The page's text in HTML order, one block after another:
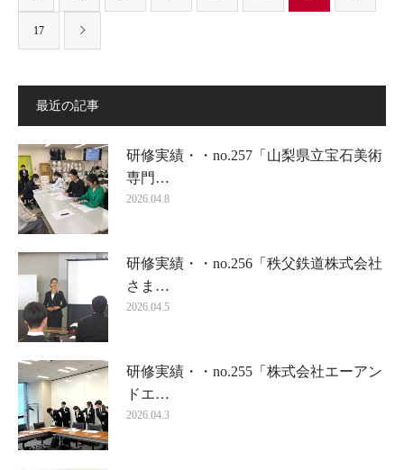
17
最近の記事
研修実績・・no.257「山梨県立宝石美術
専門…
2026.04.8
研修実績・・no.256「秩父鉄道株式会社
さま…
2026.04.5
研修実績・・no.255「株式会社エーアン
ドエ…
2026.04.3